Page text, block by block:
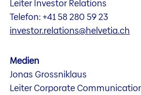
Leiter Investor Relations
Telefon: +41 58 280 59 23
investor.relations@helvetia.ch
Medien
Jonas Grossniklaus
Leiter Corporate